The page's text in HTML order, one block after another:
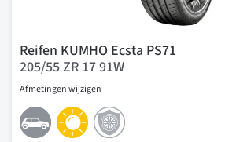
Reifen KUMHO Ecsta PS71
205/55 ZR 17 91W
Afmetingen wijzigen